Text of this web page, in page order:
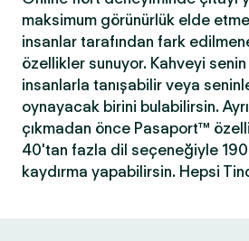
maksimum görünürlük elde
insanlar tarafından fark
özellikler sunuyor. Kahveyi
insanlarla tanışabilir veya
oynayacak birini bulabilirsin.
çıkmadan önce Pasaport™
40'tan fazla dil seçeneğiyle
kaydırma yapabilirsin. Hepsi